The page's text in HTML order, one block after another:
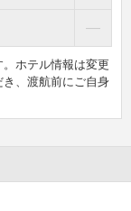
―
ホテル情報は変更
、渡航前にご自身